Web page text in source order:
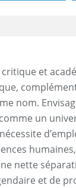
et
nom.
un
nette
et de